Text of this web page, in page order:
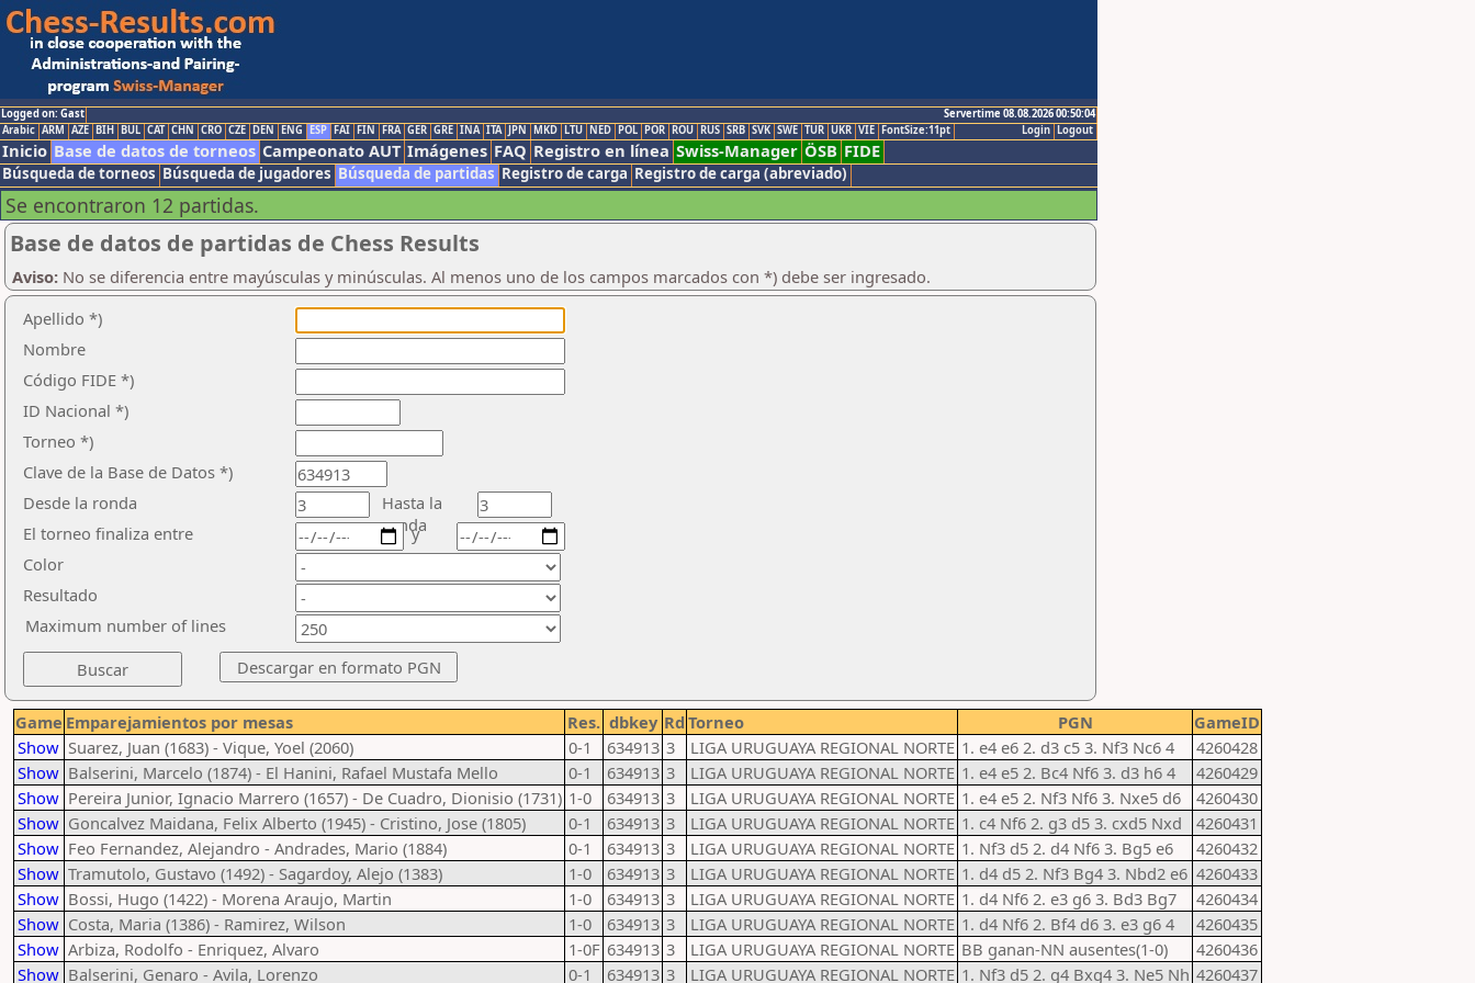
Logged on: Gast
Servertime 08.08.2026 00:50:04
Logout
Login
Arabic ARM AZE BIH BUL CAT CHN CRO CZE DEN ENG ESP FAI FIN FRA GER GRE INA ITA JPN MKD LTU NED POL POR ROU RUS SRB SVK SWE TUR UKR VIE FontSize:11pt
Inicio Base de datos de torneos Campeonato AUT Imágenes FAQ Registro en línea Swiss-Manager ÖSB FIDE
Búsqueda de torneos Búsqueda de jugadores Búsqueda de partidas Registro de carga Registro de carga (abreviado)
Se encontraron 12 partidas.
Base de datos de partidas de Chess Results
Aviso: No se diferencia entre mayúsculas y minúsculas. Al menos uno de los campos marcados con *) debe ser ingresado.
Apellido *)
Nombre
Código FIDE *)
ID Nacional *)
Torneo *)
Clave de la Base de Datos *)
Desde la ronda
Hasta la
ronda
El torneo finaliza entre
Color
Resultado
y
Maximum number of lines
Game Emparejamientos por mesas Res. dbkey Rd Torneo PGN
GameID
Show Suarez, Juan (1683) - Vique, Yoel (2060) 0-1 634913 3 LIGA URUGUAYA REGIONAL NORTE 1. e4 e6 2. d3 c5 3. Nf3 Nc6 4
4260428
Show Balserini, Marcelo (1874) - El Hanini, Rafael Mustafa Mello 0-1 634913 3 LIGA URUGUAYA REGIONAL NORTE 1. e4 e5 2. Bc4 Nf6 3. d3 h6 4
4260429
Show Pereira Junior, Ignacio Marrero (1657) - De Cuadro, Dionisio (1731) 1-0 634913 3 LIGA URUGUAYA REGIONAL NORTE 1. e4 e5 2. Nf3 Nf6 3. Nxe5 d6
4260430
Show Goncalvez Maidana, Felix Alberto (1945) - Cristino, Jose (1805) 0-1 634913 3 LIGA URUGUAYA REGIONAL NORTE 1. c4 Nf6 2. g3 d5 3. cxd5 Nxd
4260431
Show Feo Fernandez, Alejandro - Andrades, Mario (1884) 0-1 634913 3 LIGA URUGUAYA REGIONAL NORTE 1. Nf3 d5 2. d4 Nf6 3. Bg5 e6
4260432
Show Tramutolo, Gustavo (1492) - Sagardoy, Alejo (1383) 1-0 634913 3 LIGA URUGUAYA REGIONAL NORTE 1. d4 d5 2. Nf3 Bg4 3. Nbd2 e6 4260433
Show Bossi, Hugo (1422) - Morena Araujo, Martin 1-0 634913 3 LIGA URUGUAYA REGIONAL NORTE 1. d4 Nf6 2. e3 g6 3. Bd3 Bg7
4260434
Show Costa, Maria (1386) - Ramirez, Wilson 1-0 634913 3 LIGA URUGUAYA REGIONAL NORTE 1. d4 Nf6 2. Bf4 d6 3. e3 g6 4
4260435
Show Arbiza, Rodolfo - Enriquez, Alvaro 1-0F 634913 3 LIGA URUGUAYA REGIONAL NORTE BB ganan-NN ausentes(1-0)
4260436
Show Balserini, Genaro - Avila, Lorenzo 0-1 634913 3 LIGA URUGUAYA REGIONAL NORTE 1. Nf3 d5 2. g4 Bxg4 3. Ne5 Nh 4260437